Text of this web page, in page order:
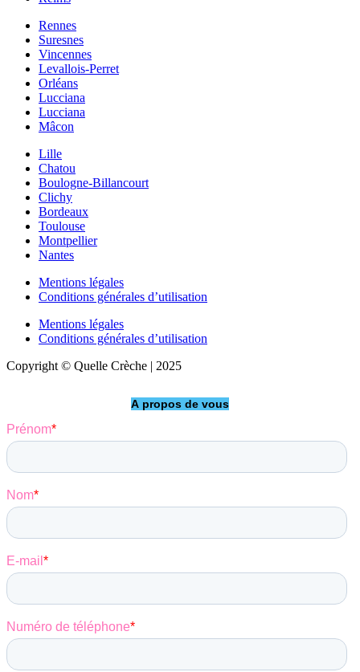
Rennes
Suresnes
Vincennes
Levallois-Perret
Orléans
Lucciana
Lucciana
Mâcon
Lille
Chatou
Boulogne-Billancourt
Clichy
Bordeaux
Toulouse
Montpellier
Nantes
Mentions légales
Conditions générales d’utilisation
Mentions légales
Conditions générales d’utilisation
Copyright © Quelle Crèche | 2025